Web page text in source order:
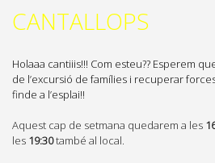
CANTALLOPS
Holaaa cantiiis!!! Com esteu?? Esperem
de l’excursió de famílies i recuperar
finde a l’esplai!!
Aquest cap de setmana quedarem a les
les 19:30també al local.